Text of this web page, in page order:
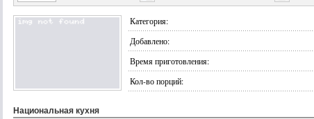
Категория:
Добавлено:
Время приготовления:
Кол-во порций:
Национальная кухня